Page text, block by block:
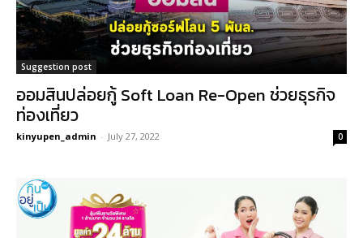
Suggestion post
ออมสินปล่อยกู้ Soft Loan Re-Open ช่วยธุรกิจ
ท่องเที่ยว
kinyupen_admin - July 27, 2022 0